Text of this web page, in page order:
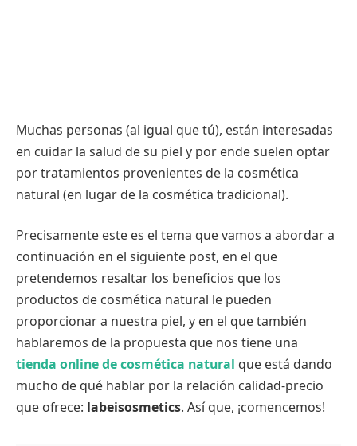
Muchas personas (al igual que tú), están interesadas
en cuidar la salud de su piel y por ende suelen optar
por tratamientos provenientes de la cosmética
natural (en lugar de la cosmética tradicional).
Precisamente este es el tema que vamos a abordar a
continuación en el siguiente post, en el que
pretendemos resaltar los beneficios que los
productos de cosmética natural le pueden
proporcionar a nuestra piel, y en el que también
hablaremos de la propuesta que nos tiene una
tienda online de cosmética natural que está dando
mucho de qué hablar por la relación calidad-precio
que ofrece: labeisosmetics. Así que, ¡comencemos!